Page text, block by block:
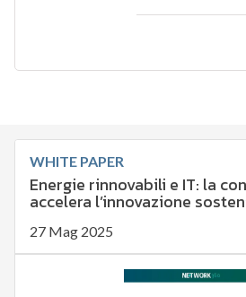
WHITE PAPER
Energie rinnovabili e IT: la
accelera l’innovazione
27 Mag 2025